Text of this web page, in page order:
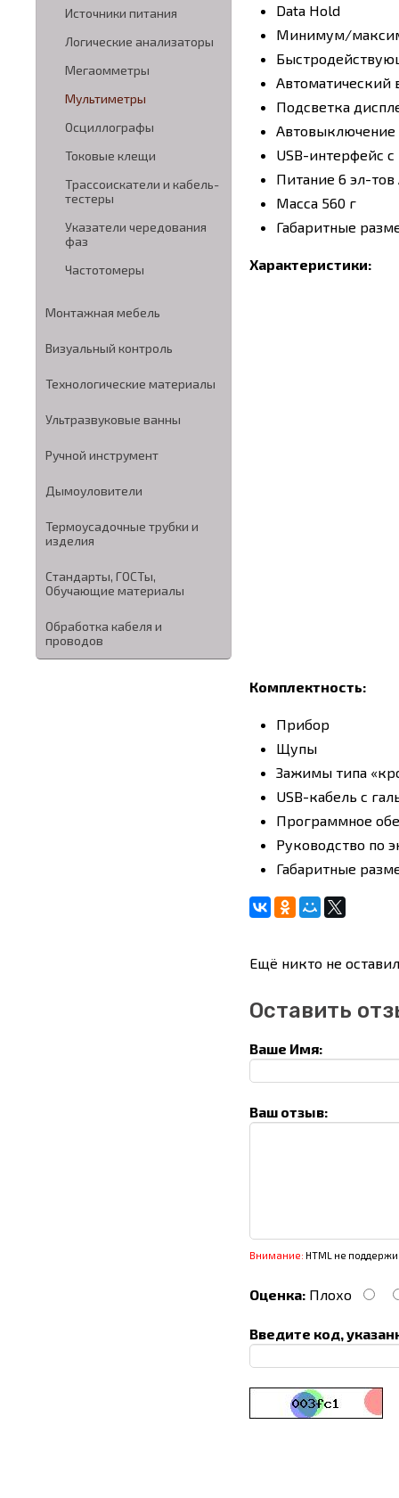
Источники питания
Логические анализаторы
Мегаомметры
Мультиметры
Осциллографы
Токовые клещи
Трассоискатели и кабель-
тестеры
Указатели чередования
фаз
Частотомеры
Монтажная мебель
Визуальный контроль
Технологические материалы
Ультразвуковые ванны
Ручной инструмент
Дымоуловители
Термоусадочные трубки и
изделия
Стандарты, ГОСТы,
Обучающие материалы
Обработка кабеля и
проводов
Data Hold
Минимум/
Автоматический
Подсветка
Автовыключение
USB-интерфейс
Питание 6 эл-тов
Масса 560 г
Габаритные
Характеристики:
Комплектность:
Прибор
Щупы
Зажимы типа
USB-кабель с
Программное
Руководство по
Габаритные
Ещё никто не
Оставить
Ваше Имя:
Ваш отзыв:
Внимание: HTML не
Оценка: Плохо
Введите код,